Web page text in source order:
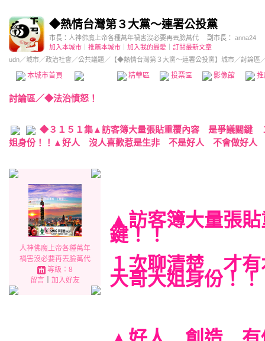
◆熱情台灣第３大黨～連署公投黨
市長： 人神佛魔上帝各種萬年禍害沒必要再丟臉萬代 副市長：
anna24
加入本城市
推薦本城市 加入我的最愛
訂閱最新文章
udn／城市／政治社會 ／公共議題 ／ 【◆熱情台灣第３大黨～連署公投黨】城市／討論區
本城市首頁 精華區 投票區 影像館
討論區／◆法治憤怒！
◆３１５１集▲訪客簿大量張貼重覆內容 是爭議關鍵
姐身份！！▲好人 沒人喜歡惹是生非 不是好人 不會做好人
人神佛魔上帝各種萬年
禍害沒必要再丟臉萬代
等級：8
留言｜ 加入好友
▲訪客簿大量張
鍵！！
１次聊清楚 才
大哥大姐身份！！